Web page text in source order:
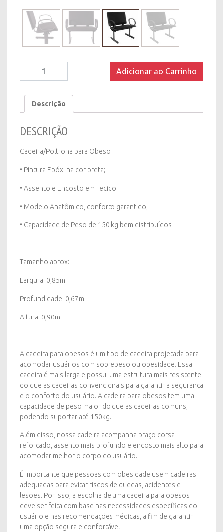
Cadeira/Poltrona
quantity
Adicionar ao Carrinho
Descrição
DESCRIÇÃO
Cadeira/Poltrona para Obeso
• Pintura Epóxi na cor preta;
• Assento e Encosto em Tecido
• Modelo Anatômico, conforto garantido;
• Capacidade de Peso de 150 kg bem distribuídos
Tamanho aprox:
Largura: 0,85m
Profundidade: 0,67m
Altura: 0,90m
A cadeira para obesos é um tipo de cadeira projetada para
acomodar usuários com sobrepeso ou obesidade. Essa
cadeira é mais larga e possui uma estrutura mais resistente
do que as cadeiras convencionais para garantir a segurança
e o conforto do usuário. A cadeira para obesos tem uma
capacidade de peso maior do que as cadeiras comuns,
podendo suportar até 150kg.
Além disso, nossa cadeira acompanha braço corsa
reforçado, assento mais profundo e encosto mais alto para
acomodar melhor o corpo do usuário.
É importante que pessoas com obesidade usem cadeiras
adequadas para evitar riscos de quedas, acidentes e
lesões. Por isso, a escolha de uma cadeira para obesos
deve ser feita com base nas necessidades específicas do
usuário e nas recomendações médicas, a fim de garantir
uma opção segura e confortável